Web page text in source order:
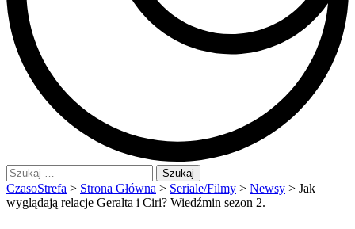
Szukaj:
CzasoStrefa > Strona Główna > Seriale/Filmy > Newsy > Jak
wyglądają relacje Geralta i Ciri? Wiedźmin sezon 2.